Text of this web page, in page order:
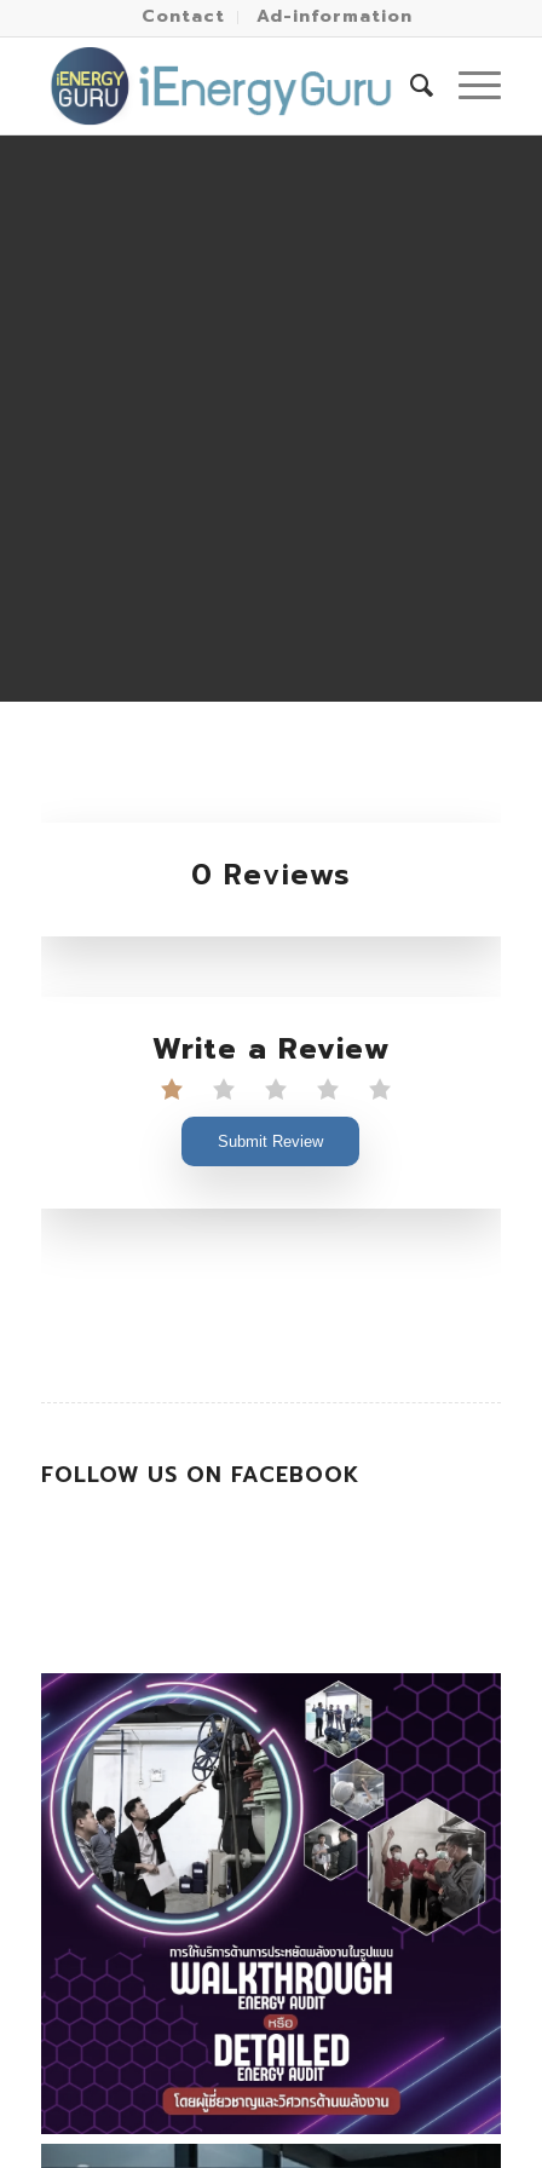
Contact Ad-information
0 Reviews
Write a Review
Submit Review
FOLLOW US ON FACEBOOK